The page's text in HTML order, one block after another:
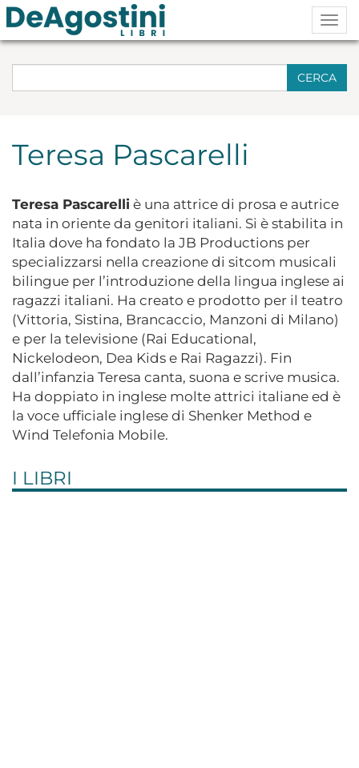
CERCA
Teresa Pascarelli
Teresa Pascarelli è una attrice di prosa e autrice
nata in oriente da genitori italiani. Si è stabilita in
Italia dove ha fondato la JB Productions per
specializzarsi nella creazione di sitcom musicali
bilingue per l’introduzione della lingua inglese ai
ragazzi italiani. Ha creato e prodotto per il teatro
(Vittoria, Sistina, Brancaccio, Manzoni di Milano)
e per la televisione (Rai Educational,
Nickelodeon, Dea Kids e Rai Ragazzi). Fin
dall’infanzia Teresa canta, suona e scrive musica.
Ha doppiato in inglese molte attrici italiane ed è
la voce ufficiale inglese di Shenker Method e
Wind Telefonia Mobile.
I LIBRI